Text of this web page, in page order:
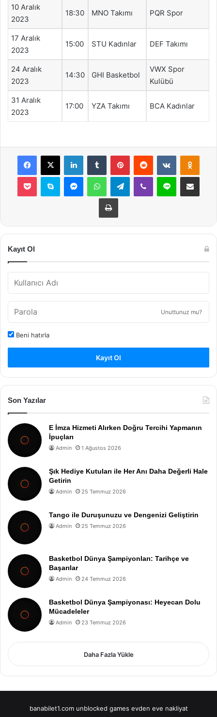
10 Aralık
2023
18:30 MNO Takımı PQR Spor
17 Aralık
2023
15:00 STU Kadınlar DEF Takımı
24 Aralık
2023
14:30 GHI Basketbol
VWX Spor
Kulübü
31 Aralık
2023
17:00 YZA Takımı BCA Kadınlar
Facebook
X LinkedInTumblr PinterestReddit VKontakte
Pocket Skype MessengerWhatsAppTelegramViber Line E-Posta ile
Yazdır
Kayıt Ol
Unuttunuz mu?
Beni hatırla
Kayıt Ol
Son Yazılar
E İmza Hizmeti Alırken Doğru Tercihi Yapmanın
İpuçları
Admin 1 Ağustos 2026
Şık Hediye Kutuları ile Her Anı Daha Değerli Hale
Getirin
Admin 25 Temmuz 2026
Tango ile Duruşunuzu ve Dengenizi Geliştirin
Admin 25 Temmuz 2026
Basketbol Dünya Şampiyonları: Tarihçe ve
Başarılar
Admin 24 Temmuz 2026
Basketbol Dünya Şampiyonası: Heyecan Dolu
Mücadeleler
Admin 23 Temmuz 2026
Daha Fazla Yükle
banabilet1.com unblocked games evden eve nakliyat